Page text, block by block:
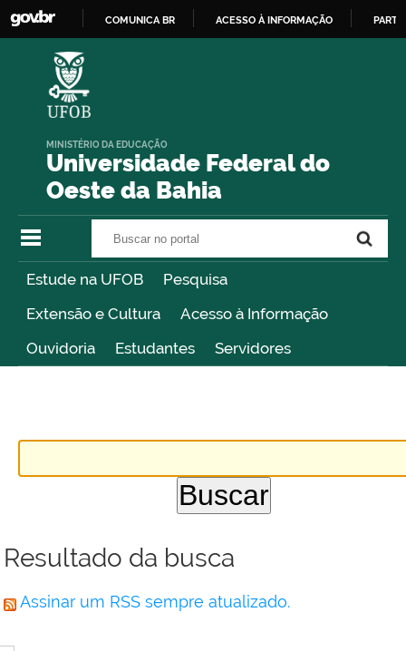
COMUNICA BR ACESSO À INFORMAÇÃO
Universidade Federal do
Oeste da Bahia
MINISTÉRIO DA EDUCAÇÃO
Estude na UFOB
Pesquisa
Extensão e Cultura
Acesso à Informação
Ouvidoria
Estudantes Servidores
Resultado da busca
Assinar um RSS sempre atualizado.